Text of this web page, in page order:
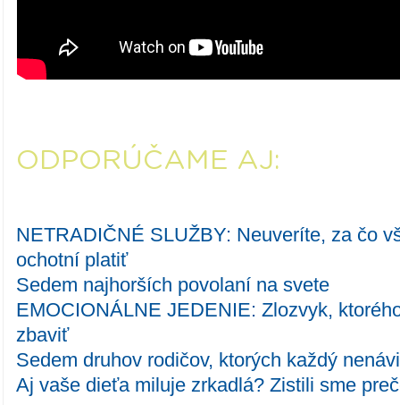
ODPORÚČAME AJ:
NETRADIČNÉ SLUŽBY: Neuveríte, za čo
ochotní platiť
Sedem najhorších povolaní na svete
EMOCIONÁLNE JEDENIE: Zlozvyk,
zbaviť
Sedem druhov rodičov, ktorých každý
Aj vaše dieťa miluje zrkadlá? Zistili sme